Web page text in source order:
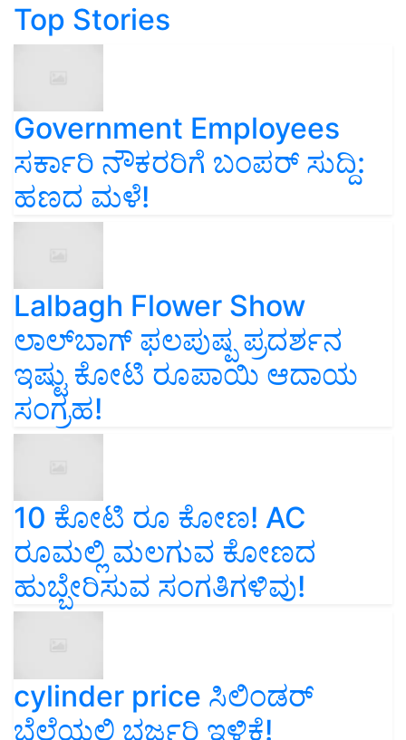
Top Stories
Government Employees
ಸರ್ಕಾರಿ ನೌಕರರಿಗೆ ಬಂಪರ್‌ ಸುದ್ದಿ:
ಹಣದ ಮಳೆ!
Lalbagh Flower Show
ಲಾಲ್‌ಬಾಗ್ ಫಲಪುಷ್ಪ ಪ್ರದರ್ಶನ
ಇಷ್ಟು ಕೋಟಿ ರೂಪಾಯಿ ಆದಾಯ
ಸಂಗ್ರಹ!
10 ಕೋಟಿ ರೂ ಕೋಣ! AC
ರೂಮಲ್ಲಿ ಮಲಗುವ ಕೋಣದ
ಹುಬ್ಬೇರಿಸುವ ಸಂಗತಿಗಳಿವು!
cylinder price ಸಿಲಿಂಡರ್‌
ಬೆಲೆಯಲ್ಲಿ ಭರ್ಜರಿ ಇಳಿಕೆ!